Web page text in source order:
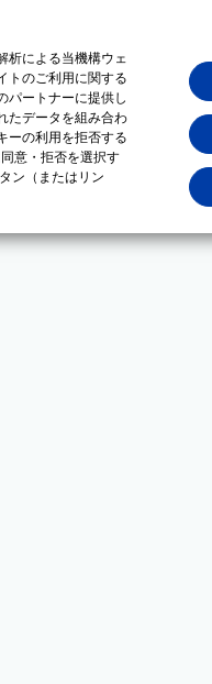
析による当機構ウェ
トのご利用に関する
パートナーに提供し
たデータを組み合わ
ーの利用を拒否する
意・拒否を選択す
ン（またはリン